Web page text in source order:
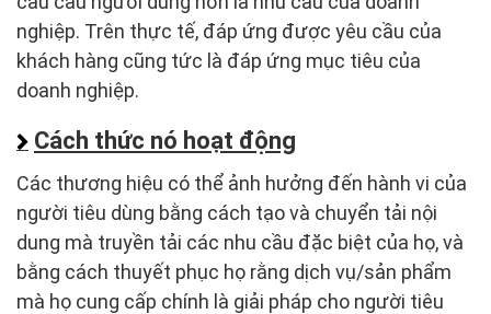
nghiệp. Trên thực tế, đáp ứng được yêu cầu của
khách hàng cũng tức là đáp ứng mục tiêu của
doanh nghiệp.
Cách thức nó hoạt động
Các thương hiệu có thể ảnh hưởng đến hành vi của
người tiêu dùng bằng cách tạo và chuyển tải nội
dung mà truyền tải các nhu cầu đặc biệt của họ, và
bằng cách thuyết phục họ rằng dịch vụ/sản phẩm
mà họ cung cấp chính là giải pháp cho người tiêu